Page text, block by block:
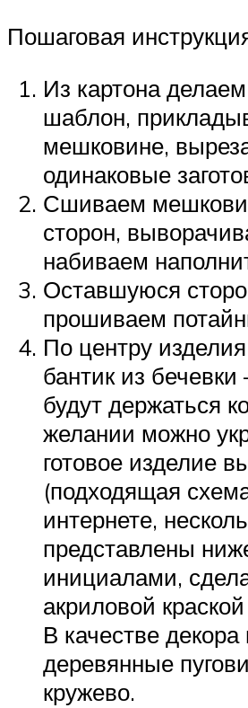
Пошаговая
Из картона
шаблон,
мешковине,
одинаковые
Сшиваем
сторон,
набиваем
Оставшуюся
прошиваем
По центру
бантик из бечевки
будут держаться
желании можно
готовое изделие
(подходящая
интернете,
представлены
инициалами,
акриловой
В качестве декора
деревянные
кружево.